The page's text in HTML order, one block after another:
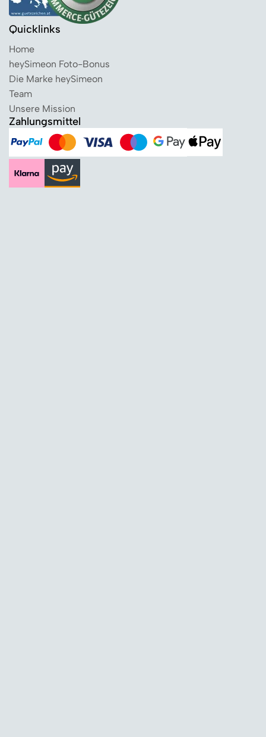
Quicklinks
Home
heySimeon Foto-Bonus
Die Marke heySimeon
Team
Unsere Mission
Zahlungsmittel